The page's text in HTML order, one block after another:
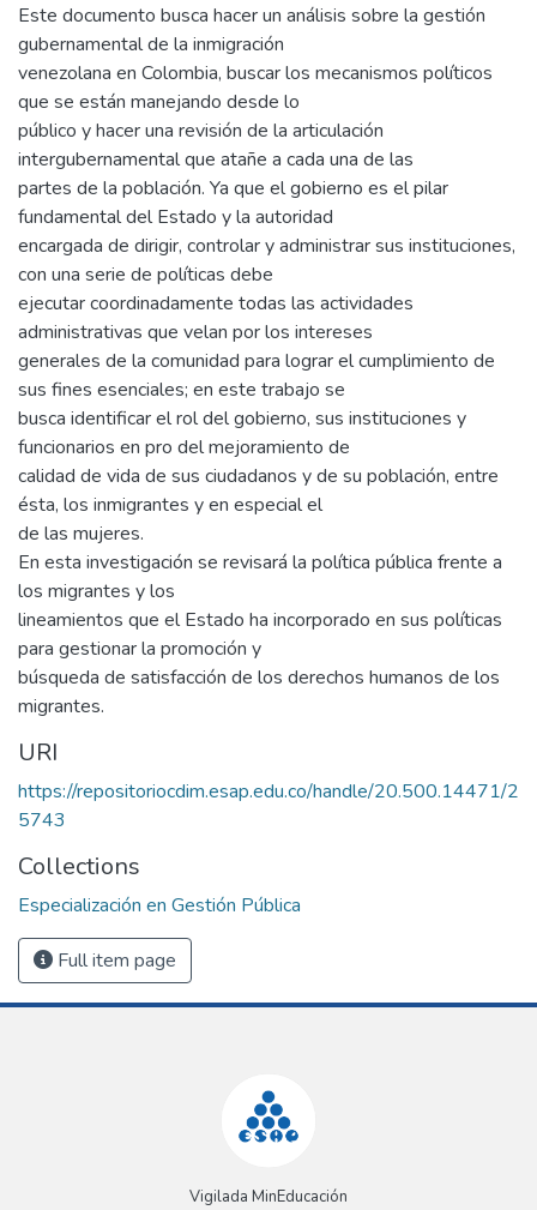
Este documento busca hacer un análisis sobre la gestión
gubernamental de la inmigración
venezolana en Colombia, buscar los mecanismos políticos
que se están manejando desde lo
público y hacer una revisión de la articulación
intergubernamental que atañe a cada una de las
partes de la población. Ya que el gobierno es el pilar
fundamental del Estado y la autoridad
encargada de dirigir, controlar y administrar sus instituciones,
con una serie de políticas debe
ejecutar coordinadamente todas las actividades
administrativas que velan por los intereses
generales de la comunidad para lograr el cumplimiento de
sus fines esenciales; en este trabajo se
busca identificar el rol del gobierno, sus instituciones y
funcionarios en pro del mejoramiento de
calidad de vida de sus ciudadanos y de su población, entre
ésta, los inmigrantes y en especial el
de las mujeres.
En esta investigación se revisará la política pública frente a
los migrantes y los
lineamientos que el Estado ha incorporado en sus políticas
para gestionar la promoción y
búsqueda de satisfacción de los derechos humanos de los
migrantes.
URI
https://repositoriocdim.esap.edu.co/handle/20.500.14471/2
5743
Collections
Especialización en Gestión Pública
Full item page
Vigilada MinEducación